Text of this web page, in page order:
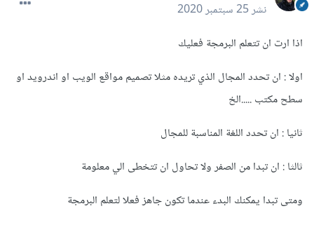
نشر25 سبتمبر 2020
اذا ارت ان تتعلم البرمجة فعليك
اولا : ان تحدد المجال الذي تريده مثلا تصميم مواقع الويب او اندرويد او
سطح مكتب .....الخ
ثانيا : ان تحدد اللغة المناسبة للمجال
ثالثا : ان تبدا من الصفر ولا تحاول ان تتخطى الي معلومة
ومتى تبدا يمكنك البدء عندما تكون جاهز فعلا لتعلم البرمجة